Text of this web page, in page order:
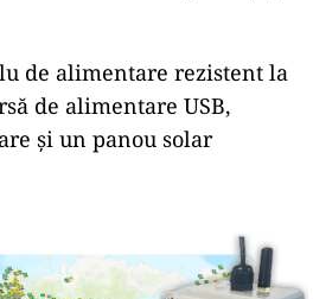
de alimentare rezistent la
de alimentare USB,
și un panou solar